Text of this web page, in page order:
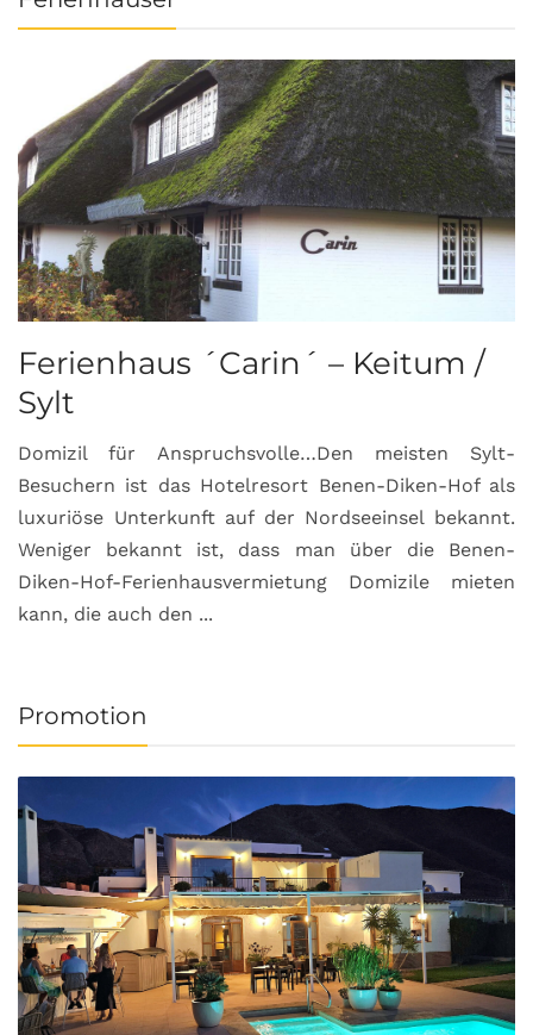
Ferienhaus ´Carin´ – Keitum /
Sylt
Domizil für Anspruchsvolle…Den meisten Sylt-
Besuchern ist das Hotelresort Benen-Diken-Hof als
luxuriöse Unterkunft auf der Nordseeinsel bekannt.
Weniger bekannt ist, dass man über die Benen-
Diken-Hof-Ferienhausvermietung Domizile mieten
kann, die auch den ...
Promotion